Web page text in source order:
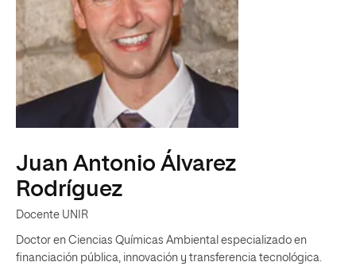
Juan Antonio Álvarez
Rodríguez
Docente UNIR
Doctor en Ciencias Químicas Ambiental especializado en
financiación pública, innovación y transferencia tecnológica.